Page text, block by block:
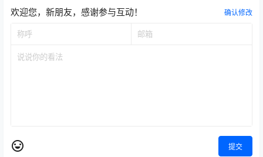
欢迎您，新朋友，感谢参与互动！ 确认修改
提交